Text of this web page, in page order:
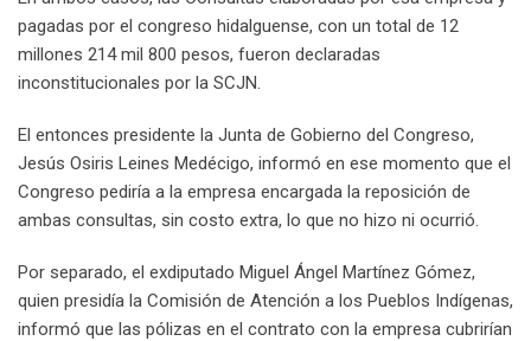
pagadas por el congreso hidalguense, con un total de 12
millones 214 mil 800 pesos, fueron declaradas
inconstitucionales por la SCJN.
El entonces presidente la Junta de Gobierno del Congreso,
Jesús Osiris Leines Medécigo, informó en ese momento que el
Congreso pediría a la empresa encargada la reposición de
ambas consultas, sin costo extra, lo que no hizo ni ocurrió.
Por separado, el exdiputado Miguel Ángel Martínez Gómez,
quien presidía la Comisión de Atención a los Pueblos Indígenas,
informó que las pólizas en el contrato con la empresa cubrirían